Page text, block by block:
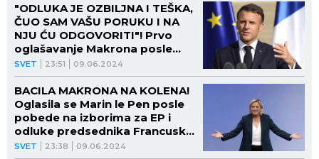
SVET 23:51 09.06.2024
"ODLUKA JE OZBILJNA I TEŠKA,
ČUO SAM VAŠU PORUKU I NA
NJU ĆU ODGOVORITI"! Prvo
oglašavanje Makrona posle
šokantnih rezultata na
izborima za EP u Francuskoj i
raspuštanja Skupštine!
SVET 23:38 09.06.2024
BACILA MAKRONA NA KOLENA!
Oglasila se Marin le Pen posle
pobede na izborima za EP i
odluke predsednika Francuske
da raspiše vanredne izbore!